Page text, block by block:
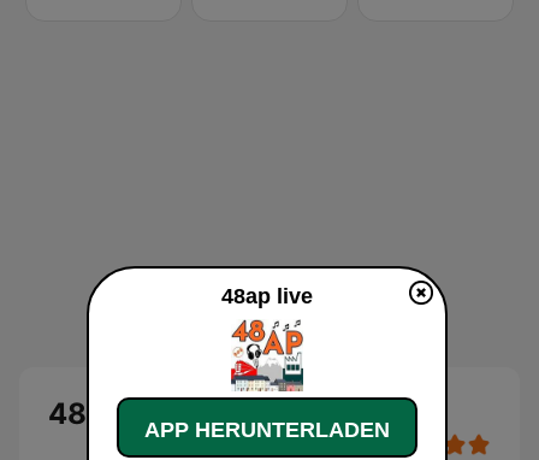
48ap
48ap live
APP HERUNTERLADEN